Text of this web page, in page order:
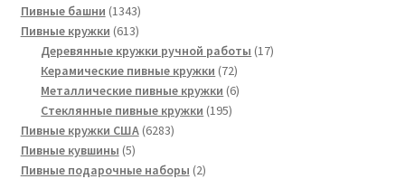
товаров
Пивные башни 13431343
товара
Пивные кружки 613613
товаров
Деревянные кружки ручной работы 1717
Керамические пивные кружки 7272
товара
Металлические пивные кружки 66
Стеклянные пивные кружки 195195
Пивные кружки США 62836283
Пивные кувшины 55
товаров
Пивные подарочные наборы 22